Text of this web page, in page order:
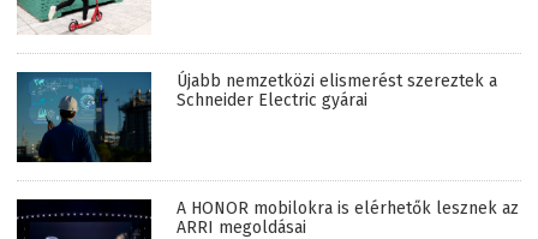
Újabb nemzetközi elismerést szereztek a
Schneider Electric gyárai
A HONOR mobilokra is elérhetők lesznek az
ARRI megoldásai